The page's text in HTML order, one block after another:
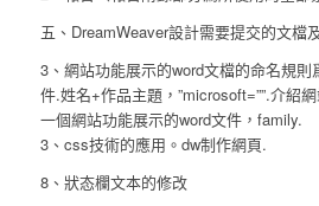
五、DreamWeaver設計需要提交的文檔
3、網站功能展示的word文檔的命名規則
件.姓名+作品主題，”microsoft=””.介紹
一個網站功能展示的word文件，family.
3、css技術的應用。dw制作網頁.
8、狀态欄文本的修改